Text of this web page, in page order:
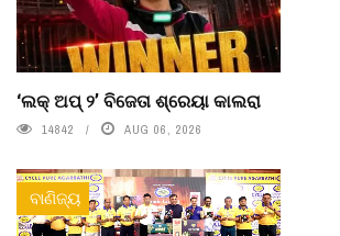
‘ଲକ୍ ଅପ୍ ୨’ ବିଜେତା ଶ୍ରେୟା କାଲରା
14842 AUG 06, 2026
ବାଣିଜ୍ୟ